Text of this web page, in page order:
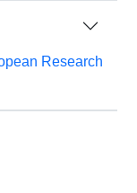
Research